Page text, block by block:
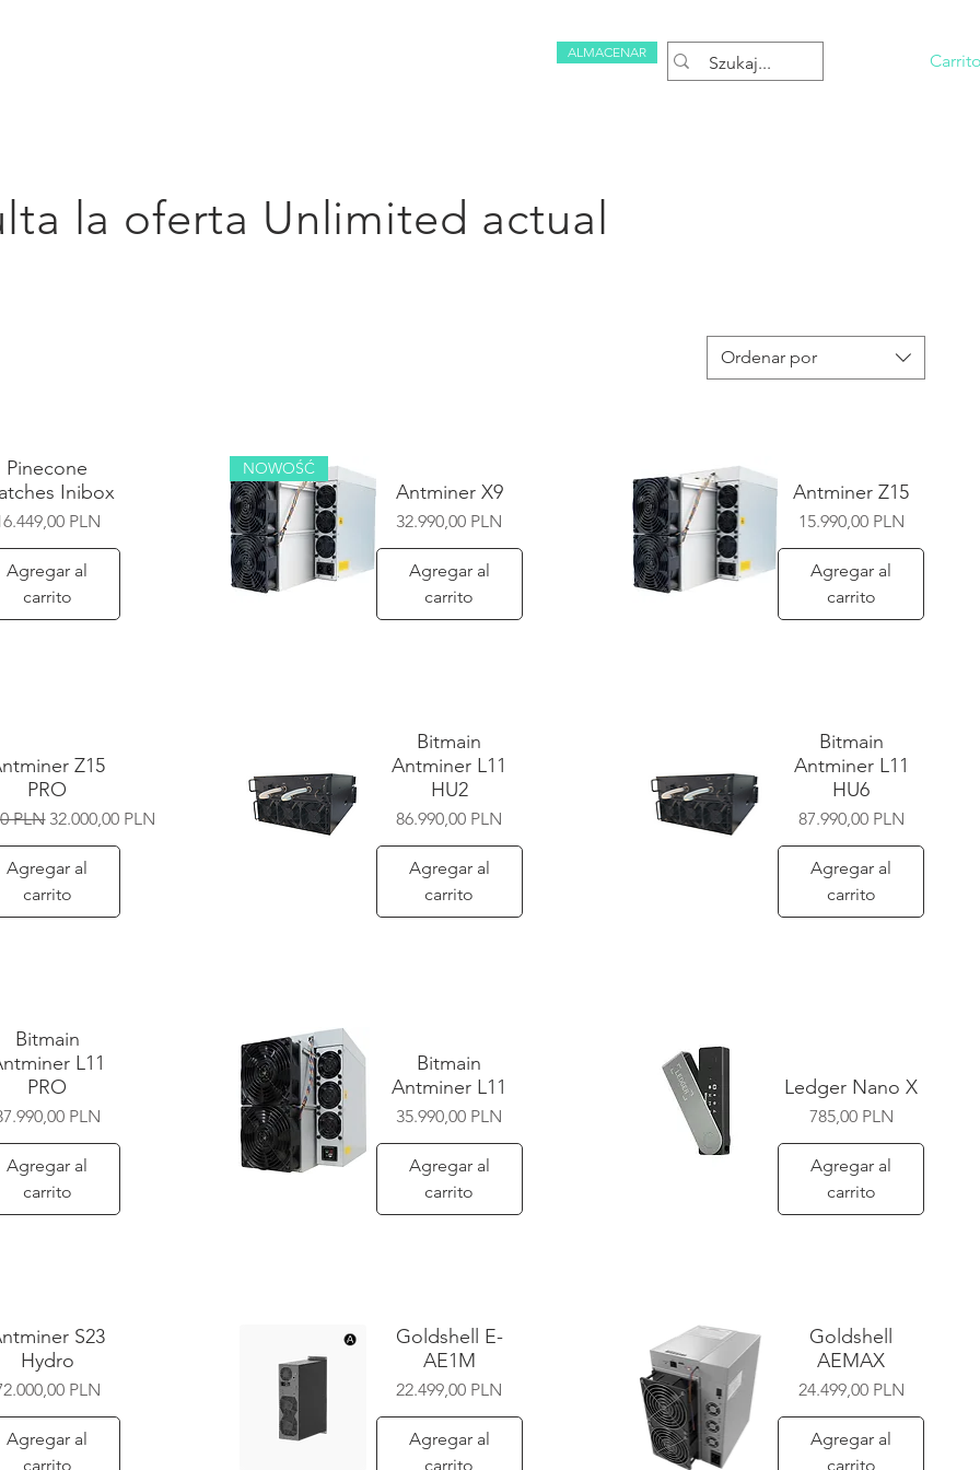
ALMACENAR
la oferta Unlimited actual
Ordenar por
Pinecone
Inibox
PLN
Agregar al
carrito
NOWOŚĆ
Antminer X9
Precio
32.990,00 PLN
Agregar al
carrito
Antminer Z15
Precio
15.990,00 PLN
Agregar al
carrito
Z15
PRO
PLN Precio de oferta
32.000,00 PLN
Agregar al
carrito
Bitmain
Antminer L11
HU2
Precio
86.990,00 PLN
Agregar al
carrito
Bitmain
Antminer L11
HU6
Precio
87.990,00 PLN
Agregar al
carrito
Bitmain
L11
PRO
PLN
Agregar al
carrito
Bitmain
Antminer L11
Precio
35.990,00 PLN
Agregar al
carrito
Ledger Nano X
Precio
785,00 PLN
Agregar al
carrito
S23
Hydro
PLN
Agregar al
carrito
Goldshell E-
AE1M
Precio
22.499,00 PLN
Agregar al
carrito
Goldshell
AEMAX
Precio
24.499,00 PLN
Agregar al
carrito